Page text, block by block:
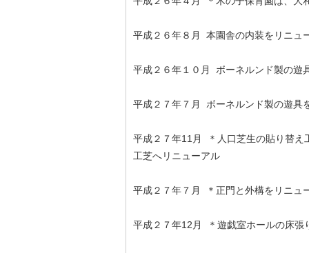
平成２６年８月 本園舎の内装をリニュ
平成２６年１０月 ボーネルンド製の
平成２７年７月 ボーネルンド製の遊具
平成２７年11月 ＊人口芝生の貼り替
工芝へリニューアル
平成２７年７月 ＊正門と外構をリニュ
平成２７年12月 ＊遊戯室ホールの床張